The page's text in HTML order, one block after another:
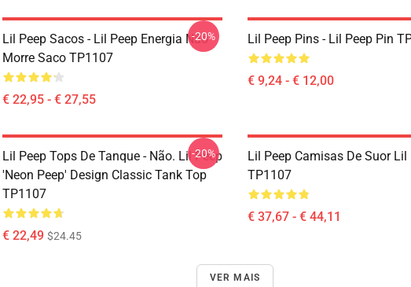
Lil Peep Sacos - Lil Peep Energia Não
Morre Saco TP1107
€ 22,95 - € 27,55
-20% Lil Peep Pins - Lil Peep Pin
€ 9,24 - € 12,00
Lil Peep Tops De Tanque - Não. Lil Peep
'Neon Peep' Design Classic Tank Top
TP1107
€ 22,49 $24.45
-20%
Lil Peep Camisas De Suor Lil
TP1107
€ 37,67 - € 44,11
VER MAIS